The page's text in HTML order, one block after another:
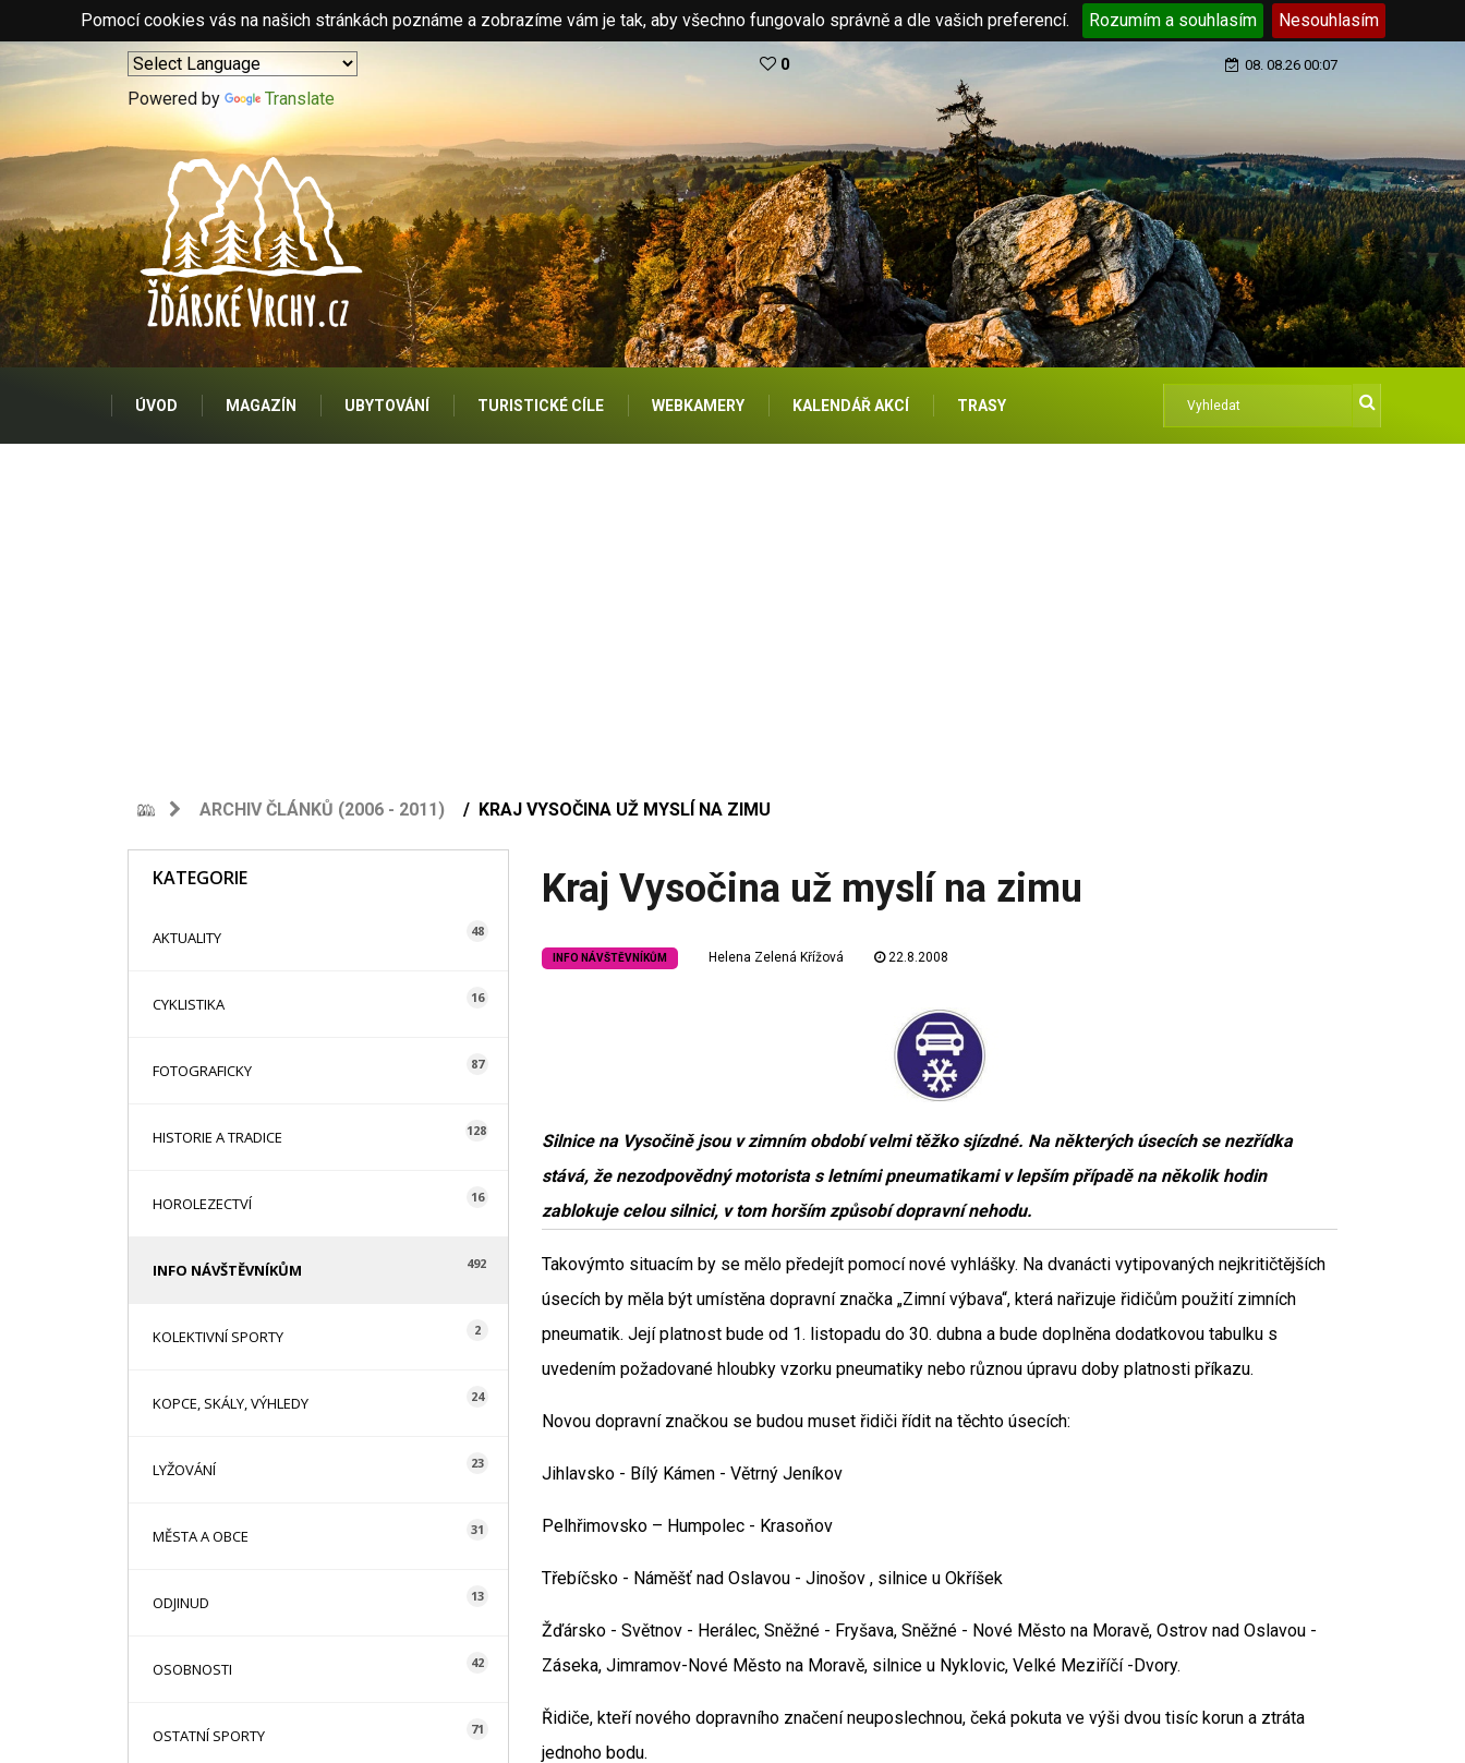
Pomocí cookies vás na našich stránkách poznáme a zobrazíme vám je tak, aby všechno fungovalo správně a dle vašich preferencí. Rozumím a souhlasím Nesouhlasím
Powered by Translate
0 08. 08.26 00:07
ÚVOD MAGAZÍN UBYTOVÁNÍ TURISTICKÉ CÍLE WEBKAMERY KALENDÁŘ AKCÍ TRASY
ARCHIV ČLÁNKŮ (2006 - 2011) KRAJ VYSOČINA UŽ MYSLÍ NA ZIMU
KATEGORIE
AKTUALITY 48
CYKLISTIKA 16
FOTOGRAFICKY 87
HISTORIE A TRADICE 128
HOROLEZECTVÍ 16
INFO NÁVŠTĚVNÍKŮM 492
KOLEKTIVNÍ SPORTY 2
KOPCE, SKÁLY, VÝHLEDY 24
LYŽOVÁNÍ 23
MĚSTA A OBCE 31
ODJINUD 13
OSOBNOSTI 42
OSTATNÍ SPORTY 71
Kraj Vysočina už myslí na zimu
INFO NÁVŠTĚVNÍKŮM Helena Zelená Křížová 22.8.2008
Silnice na Vysočině jsou v zimním období velmi těžko sjízdné. Na některých úsecích se nezřídka
stává, že nezodpovědný motorista s letními pneumatikami v lepším případě na několik hodin
zablokuje celou silnici, v tom horším způsobí dopravní nehodu.
Takovýmto situacím by se mělo předejít pomocí nové vyhlášky. Na dvanácti vytipovaných nejkritičtějších
úsecích by měla být umístěna dopravní značka „Zimní výbava“, která nařizuje řidičům použití zimních
pneumatik. Její platnost bude od 1. listopadu do 30. dubna a bude doplněna dodatkovou tabulku s
uvedením požadované hloubky vzorku pneumatiky nebo různou úpravu doby platnosti příkazu.
Novou dopravní značkou se budou muset řidiči řídit na těchto úsecích:
Jihlavsko - Bílý Kámen - Větrný Jeníkov
Pelhřimovsko – Humpolec - Krasoňov
Třebíčsko - Náměšť nad Oslavou - Jinošov , silnice u Okříšek
Žďársko - Světnov - Herálec, Sněžné - Fryšava, Sněžné - Nové Město na Moravě, Ostrov nad Oslavou -
Záseka, Jimramov-Nové Město na Moravě, silnice u Nyklovic, Velké Meziříčí -Dvory.
Řidiče, kteří nového dopravního značení neuposlechnou, čeká pokuta ve výši dvou tisíc korun a ztráta
jednoho bodu.